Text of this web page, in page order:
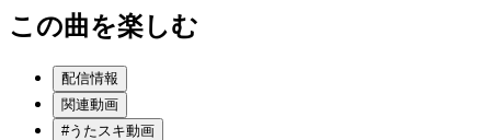
この曲を楽しむ
配信情報
関連動画
#うたスキ動画